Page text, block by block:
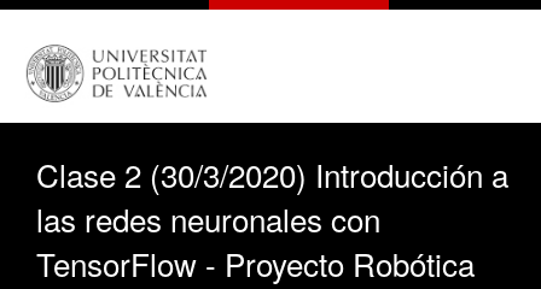
Clase 2 (30/3/2020) Introducción a
las redes neuronales con
TensorFlow - Proyecto Robótica